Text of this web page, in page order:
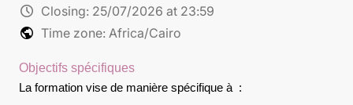
schedule Closing: 25/07/2026 at 23:59
public Time zone: Africa/Cairo
Objectifs spécifiques
La formation vise de manière spécifique à :